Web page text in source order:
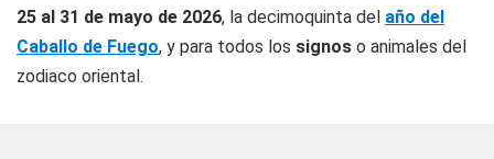
25 al 31 de mayo de 2026, la decimoquinta del año del
Caballo de Fuego, y para todos los signos o animales del
zodiaco oriental.